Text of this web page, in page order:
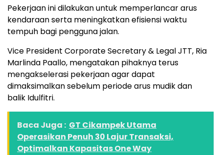
Pekerjaan ini dilakukan untuk memperlancar arus
kendaraan serta meningkatkan efisiensi waktu
tempuh bagi pengguna jalan.
Vice President Corporate Secretary & Legal JTT, Ria
Marlinda Paallo, mengatakan pihaknya terus
mengakselerasi pekerjaan agar dapat
dimaksimalkan sebelum periode arus mudik dan
balik Idulfitri.
Baca Juga : GT Cikampek Utama
Operasikan Penuh 30 Lajur Transaksi,
Optimalkan Kapasitas One Way